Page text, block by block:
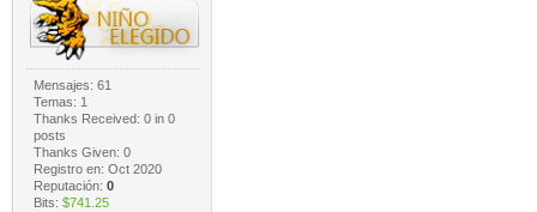
Mensajes: 61
Temas: 1
Thanks Received: 0in 0
posts
Thanks Given: 0
Registro en: Oct 2020
Reputación: 0
Bits: $741.25